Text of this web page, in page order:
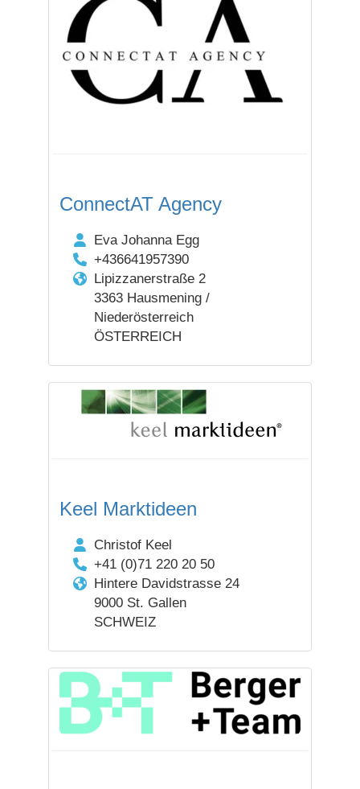
ConnectAT Agency
Eva Johanna Egg
+436641957390
Lipizzanerstraße 2
3363 Hausmening /
Niederösterreich
ÖSTERREICH
Keel Marktideen
Christof Keel
+41 (0)71 220 20 50
Hintere Davidstrasse 24
9000 St. Gallen
SCHWEIZ